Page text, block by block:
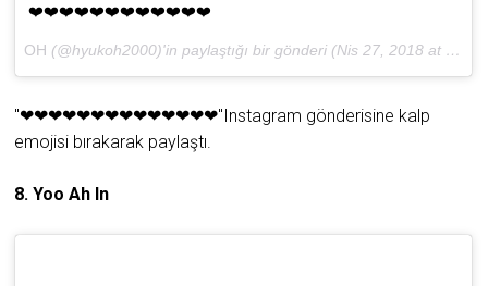
❤️❤️❤️❤️❤️❤️❤️❤️❤️❤️❤️❤️
OH (@hyukoh2000)'in paylaştığı bir gönderi (Nis 27, 2018 at 2:18öö PDT
"❤❤❤❤❤❤❤❤❤❤❤❤❤❤"Instagram gönderisine kalp
emojisi bırakarak paylaştı.
8. Yoo Ah In